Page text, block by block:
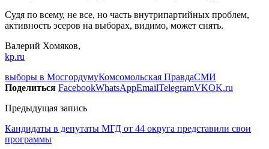
Судя по всему, не все, но часть внутрипартийных проблем,
активность эсеров на выборах, видимо, может снять.
Валерий Хомяков,
kp.ru
выборы в МосгордумуКомсомольская ПравдаСМИ
Поделиться FacebookWhatsAppEmailTelegramVKOK.ru
Предыдущая запись
Кандидаты в депутаты МГД от 44 округа представили свои
программы